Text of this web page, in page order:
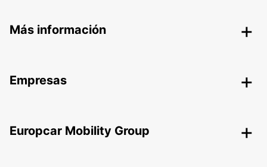
Más información
Empresas
Europcar Mobility Group